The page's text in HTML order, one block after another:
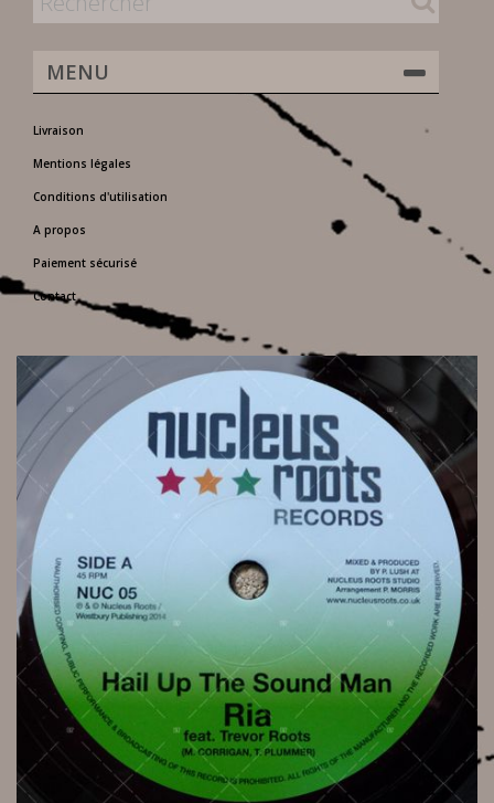
MENU
Livraison
Mentions légales
Conditions d'utilisation
A propos
Paiement sécurisé
Contact